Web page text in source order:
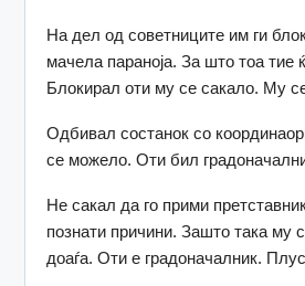
На дел од советниците им ги
мачела параноја. За што тоа тие
Блокирал оти му се сакало. Му
Одбивал состанок со
се можело. Оти бил
Не сакал да го прими
познати причини. Зашто така му
доаѓа. Оти е градоначалник.